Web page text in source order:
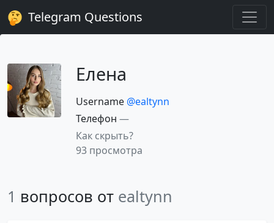
Telegram Questions
Елена
Username @ealtynn
Телефон —
Как скрыть?
93 просмотра
1 вопросов от ealtynn